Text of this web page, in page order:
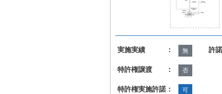
実施実績 ： 無 許
特許権譲渡 ： 否
特許権実施許諾： 可